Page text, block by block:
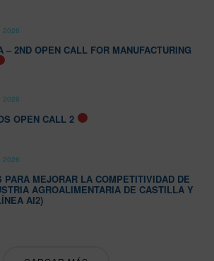
2026
– 2ND OPEN CALL FOR MANUFACTURING
2026
OPEN CALL 2
2026
PARA MEJORAR LA COMPETITIVIDAD DE
AGROALIMENTARIA DE CASTILLA Y
AI2)